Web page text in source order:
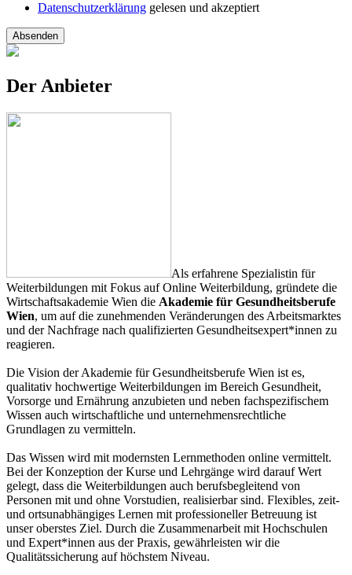
Datenschutzerklärung gelesen und akzeptiert
Absenden
Der Anbieter
Als erfahrene Spezialistin für
Weiterbildungen mit Fokus auf Online Weiterbildung, gründete die
Wirtschaftsakademie Wien die Akademie für Gesundheitsberufe
Wien, um auf die zunehmenden Veränderungen des Arbeitsmarktes
und der Nachfrage nach qualifizierten Gesundheitsexpert*innen zu
reagieren.
Die Vision der Akademie für Gesundheitsberufe Wien ist es,
qualitativ hochwertige Weiterbildungen im Bereich Gesundheit,
Vorsorge und Ernährung anzubieten und neben fachspezifischem
Wissen auch wirtschaftliche und unternehmensrechtliche
Grundlagen zu vermitteln.
Das Wissen wird mit modernsten Lernmethoden online vermittelt.
Bei der Konzeption der Kurse und Lehrgänge wird darauf Wert
gelegt, dass die Weiterbildungen auch berufsbegleitend von
Personen mit und ohne Vorstudien, realisierbar sind. Flexibles, zeit-
und ortsunabhängiges Lernen mit professioneller Betreuung ist
unser oberstes Ziel. Durch die Zusammenarbeit mit Hochschulen
und Expert*innen aus der Praxis, gewährleisten wir die
Qualitätssicherung auf höchstem Niveau.